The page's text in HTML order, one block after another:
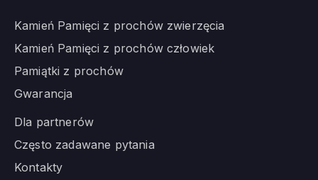
Kamień Pamięci z prochów zwierzęcia
Kamień Pamięci z prochów człowiek
Pamiątki z prochów
Gwarancja
Dla partnerów
Często zadawane pytania
Kontakty